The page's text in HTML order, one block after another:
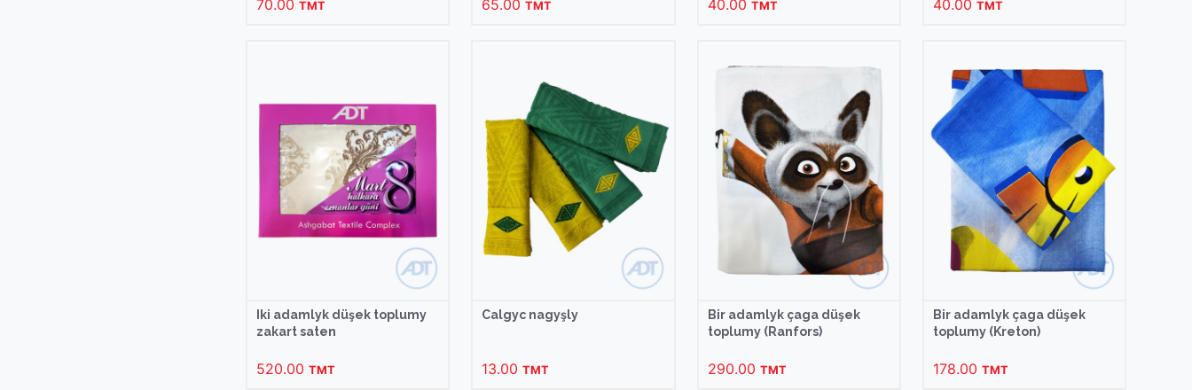
70.00TMT 65.00TMT 40.00 TMT 40.00 TMT
Iki adamlyk düşek toplumy
zakart saten
520.00TMT
Calgyc nagyşly
13.00TMT
Bir adamlyk çaga düşek
toplumy (Ranfors)
290.00 TMT
Bir adamlyk çaga düşek
toplumy (Kreton)
178.00 TMT